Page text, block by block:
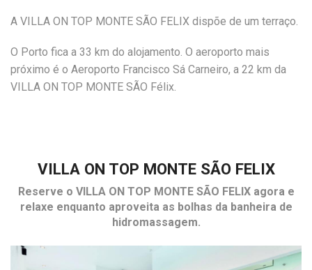
A VILLA ON TOP MONTE SÃO FELIX dispõe de um terraço.
O Porto fica a 33 km do alojamento. O aeroporto mais
próximo é o Aeroporto Francisco Sá Carneiro, a 22 km da
VILLA ON TOP MONTE SÃO Félix.
VILLA ON TOP MONTE SÃO FELIX
Reserve o VILLA ON TOP MONTE SÃO FELIXagora e
relaxe enquanto aproveita as bolhas da banheira de
hidromassagem.